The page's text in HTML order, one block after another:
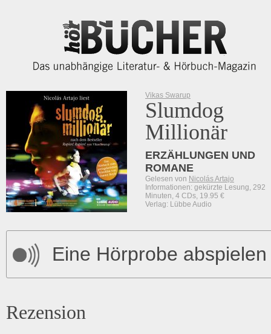
Vikas Swarup
Slumdog
Millionär
ERZÄHLUNGEN UND
ROMANE
Gelesen von Nicolás Artajo
Informationen: gekürzte Lesung, 292
Minuten, 4 CDs, 19.95 €
Verlag: Lübbe Audio
Eine Hörprobe abspielen
Rezension